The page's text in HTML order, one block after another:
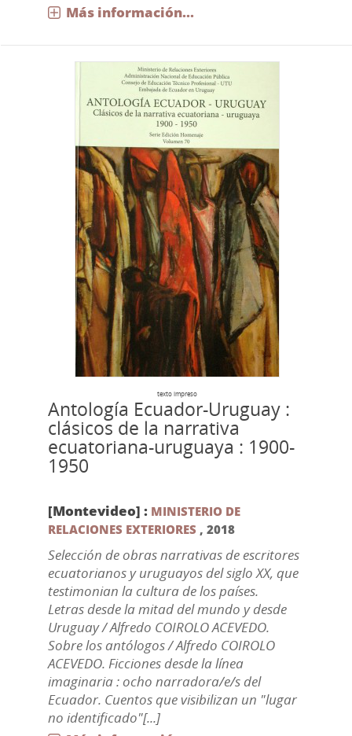
Más información...
texto impreso
Antología Ecuador-Uruguay :
clásicos de la narrativa
ecuatoriana-uruguaya : 1900-
1950
[Montevideo] : MINISTERIO DE
RELACIONES EXTERIORES , 2018
Selección de obras narrativas de escritores
ecuatorianos y uruguayos del siglo XX, que
testimonian la cultura de los países.
Letras desde la mitad del mundo y desde
Uruguay / Alfredo COIROLO ACEVEDO.
Sobre los antólogos / Alfredo COIROLO
ACEVEDO. Ficciones desde la línea
imaginaria : ocho narradora/e/s del
Ecuador. Cuentos que visibilizan un "lugar
no identificado"[...]